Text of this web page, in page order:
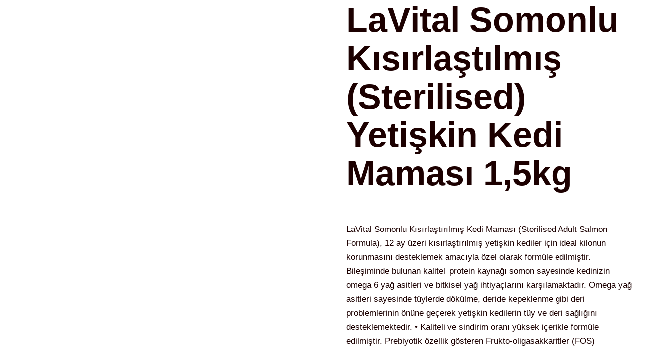
LaVital Somonlu
Kısırlaştılmış
(Sterilised)
Yetişkin Kedi
Maması 1,5kg
LaVital Somonlu Kısırlaştırılmış Kedi Maması (Sterilised Adult Salmon
Formula), 12 ay üzeri kısırlaştırılmış yetişkin kediler için ideal kilonun
korunmasını desteklemek amacıyla özel olarak formüle edilmiştir.
Bileşiminde bulunan kaliteli protein kaynağı somon sayesinde kedinizin
omega 6 yağ asitleri ve bitkisel yağ ihtiyaçlarını karşılamaktadır. Omega yağ
asitleri sayesinde tüylerde dökülme, deride kepeklenme gibi deri
problemlerinin önüne geçerek yetişkin kedilerin tüy ve deri sağlığını
desteklemektedir. • Kaliteli ve sindirim oranı yüksek içerikle formüle
edilmiştir. Prebiyotik özellik gösteren Frukto-oligasakkaritler (FOS)